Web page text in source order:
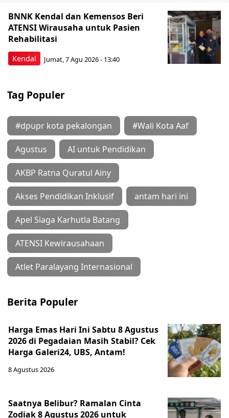
Kendal
BNNK Kendal dan Kemensos Beri
ATENSI Wirausaha untuk Pasien
Rehabilitasi
Jumat, 7 Agu 2026 - 13:40
Tag Populer
#dpupr kota pekalongan #Wali Kota Aaf
Agustus AI untuk Pendidikan
AKBP Ratna Quratul Ainy
Akses Pendidikan Inklusif antam hari ini
Apel Siaga Karhutla Batang
ATENSI Kewirausahaan
Atlet Paralayang Internasional
Berita Populer
Harga Emas Hari Ini Sabtu 8 Agustus
2026 di Pegadaian Masih Stabil? Cek
Harga Galeri24, UBS, Antam!
8 Agustus 2026
Saatnya Belibur? Ramalan Cinta
Zodiak 8 Agustus 2026 untuk